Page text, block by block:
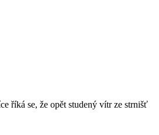
říká se, že opět studený vítr ze strnišť